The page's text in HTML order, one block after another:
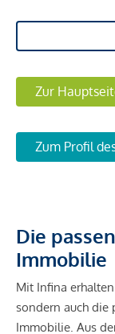
Zur
Zum Profil
Die
Immobilie
Mit Infina
sondern auch die
Immobilie. Aus